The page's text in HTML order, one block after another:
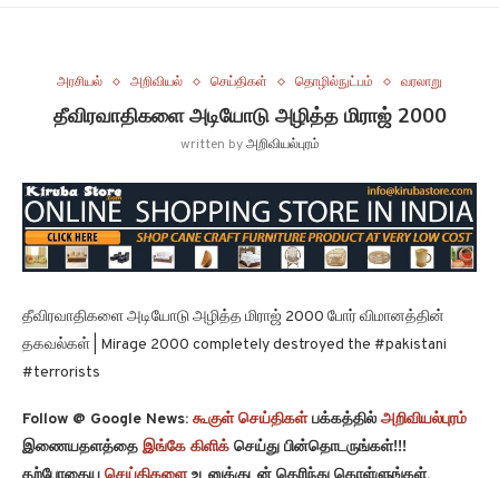
அரசியல் அறிவியல் செய்திகள் தொழில்நுட்பம் வரலாறு
தீவிரவாதிகளை அடியோடு அழித்த மிராஜ் 2000
written byஅறிவியல்புரம்
தீவிரவாதிகளை அடியோடு அழித்த மிராஜ் 2000 போர் விமானத்தின்
தகவல்கள் | Mirage 2000 completely destroyed the #pakistani
#terrorists
Follow @ Google News: கூகுள் செய்திகள்பக்கத்தில் அறிவியல்புரம்
இணையதளத்தை இங்கே கிளிக் செய்து பின்தொடருங்கள்!!!